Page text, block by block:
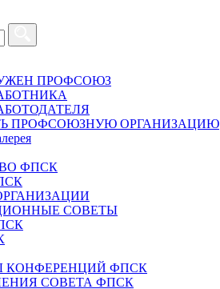
ПРОФСОЮЗ
ПРОФСОЮЗНУЮ ОРГАНИЗАЦИЮ
ФПСК
СОВЕТЫ
КОНФЕРЕНЦИЙ ФПСК
СОВЕТА ФПСК